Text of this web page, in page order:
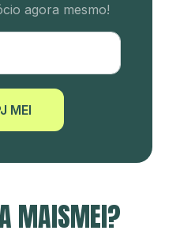
agora mesmo!
MEI
MAISMEI?